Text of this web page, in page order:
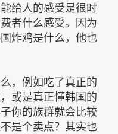
给人的感受是很时
者什么感受。因为
炸鸡是什么，他也
，例如吃了真正的
或是真正懂韩国的
你的族群就会比较
是个卖点？其实也